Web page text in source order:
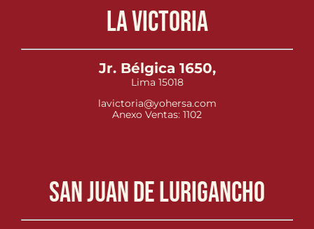
La Victoria
Jr. Bélgica 1650,
Lima 15018
lavictoria@yohersa.com
Anexo Ventas: 1102
San Juan de Lurigancho